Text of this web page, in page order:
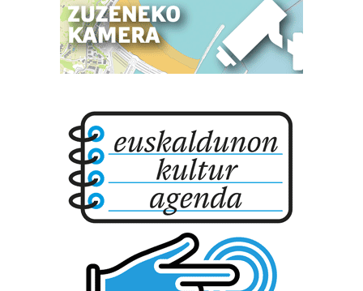
datuen atalean. Edozein unetan alda edo ken dezakezu
zure baimena Cookieen adierazpenean.
zerbitzuak hobetzeko asmoz, cookie teknologiaz
baliatzen gara. Ohar hau onartuz gero, teknologia hori
erabiltzeko baimen esplizitua ematen diguzu.Gehiago